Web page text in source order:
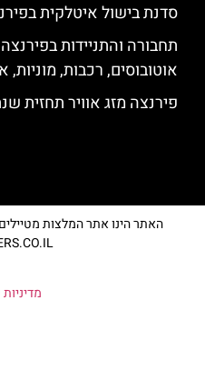
סדנת בישול איטלקית
תחבורה והתניידות
אוטובוסים, רכבות, מוניות,
פירנצה מזג אוויר תחזית
האתר הינו אתר המלצות